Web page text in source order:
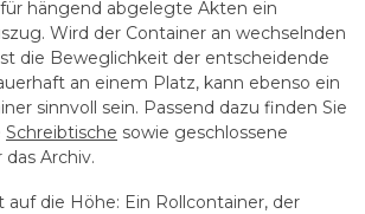
für hängend abgelegte Akten ein
. Wird der Container an wechselnden
die Beweglichkeit der entscheidende
an einem Platz, kann ebenso ein
sinnvoll sein. Passend dazu finden Sie
Schreibtische sowie geschlossene
das Archiv.
die Höhe: Ein Rollcontainer, der